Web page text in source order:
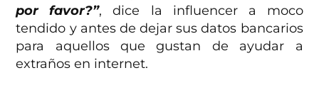
por favor?”, dice la influencer a moco
tendido y antes de dejar sus datos bancarios
para aquellos que gustan de ayudar a
extraños en internet.